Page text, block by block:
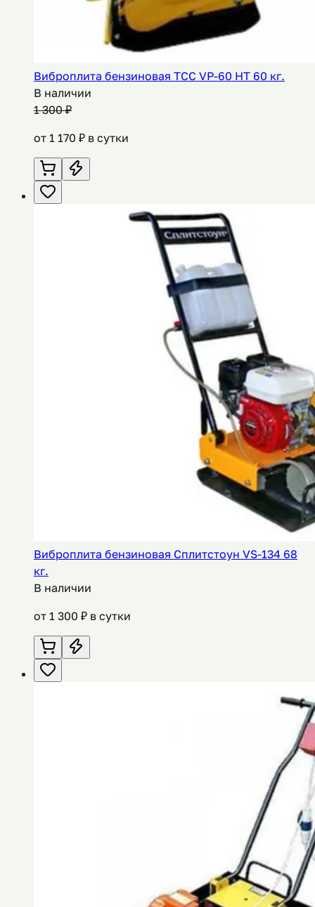
Виброплита бензиновая ТСС VP-60 HT 60 кг.
В наличии
1 300₽
от 1 170 ₽ в сутки
Виброплита бензиновая Сплитстоун VS-134 68
кг.
В наличии
от 1 300 ₽ в сутки